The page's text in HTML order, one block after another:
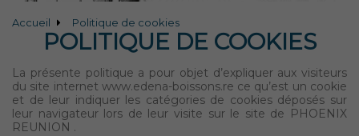
Accueil Politique de cookies
POLITIQUE DE COOKIES
La présente politique a pour objet d’expliquer aux visiteurs
du site internet www.edena-boissons.re ce qu’est un cookie
et de leur indiquer les catégories de cookies déposés sur
leur navigateur lors de leur visite sur le site de PHOENIX
REUNION .